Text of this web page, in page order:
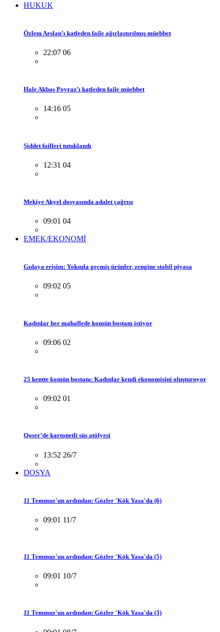
HUKUK
Özlem Arslan’ı katleden faile ağırlaştırılmış müebbet
22:07 06
Hale Akbaş Poyraz’ı katleden faile müebbet
14:16 05
Şiddet failleri tutuklandı
12:31 04
Mekiye Akyel dosyasında adalet çağrısı
09:01 04
EMEK/EKONOMİ
Gıdaya erişim: Yoksula geçmiş ürünler, zengine stabil piyasa
09:02 05
Kadınlar her mahallede komün bostanı istiyor
09:06 02
25 kentte komün bostanı: Kadınlar kendi ekonomisini oluşturuyor
09:02 01
Qoser’de kartonetli süs atölyesi
13:52 26/7
DOSYA
11 Temmuz'un ardından: Gözler 'Kök Yasa'da (6)
09:01 11/7
11 Temmuz'un ardından: Gözler 'Kök Yasa'da (5)
09:01 10/7
11 Temmuz'un ardından: Gözler 'Kök Yasa'da (3)